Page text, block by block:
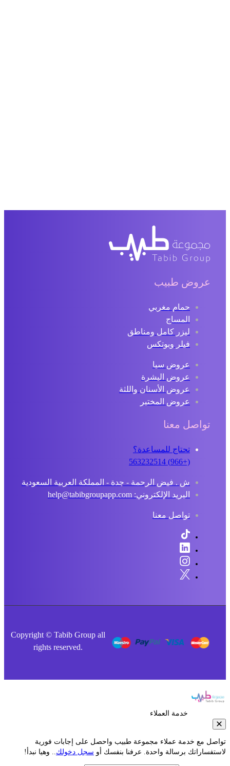
عروض طبيب
حمام مغربي
المساج
ليزر كامل ومناطق
فيلر وبوتكس
عروض سبا
عروض البشرة
عروض الأسنان واللثة
عروض المختبر
تواصل معنا
تحتاج للمساعدة؟
ش . فيض الرحمة - جدة - المملكة العربية السعودية
البريد الإلكتروني: help@tabibgroupapp.com
تواصل معنا
Copyright © Tabib Group all
rights reserved.
خدمة العملاء
مع خدمة عملاء مجموعة طبيب واحصل على إجابات فورية
برسالة واحدة. عرفنا بنفسك أوسجل دخولك.. وهيا نبدأ!